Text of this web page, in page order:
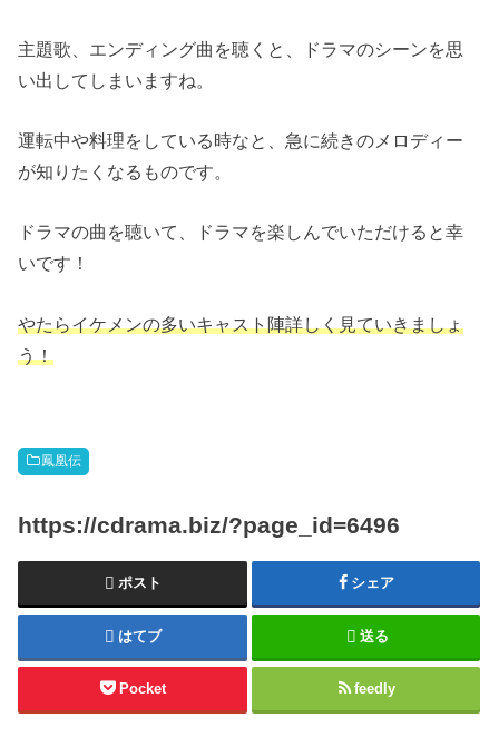
主題歌、エンディング曲を聴くと、ドラマのシーンを思
い出してしまいますね。
運転中や料理をしている時なと、急に続きのメロディー
が知りたくなるものです。
ドラマの曲を聴いて、ドラマを楽しんでいただけると幸
いです！
やたらイケメンの多いキャスト陣詳しく見ていきましょ
う！
鳳凰伝
https://cdrama.biz/?page_id=6496
ポスト シェア
はてブ 送る
Pocket feedly